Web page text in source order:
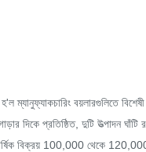
ম্যানুফ্যাকচারিং বয়লারগুলিতে
দিকে প্রতিষ্ঠিত, দুটি উত্পাদন ঘাঁটি
বিক্রয় 100,000 থেকে